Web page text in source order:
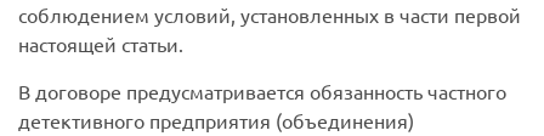
соблюдением условий, установленных в части первой
настоящей статьи.
В договоре предусматривается обязанность частного
детективного предприятия (объединения)